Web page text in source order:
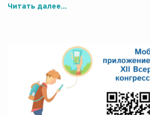
Читать далее...